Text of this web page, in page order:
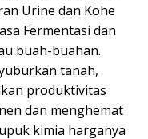
Urine dan Kohe
Fermentasi dan
buah-buahan.
tanah,
produktivitas
dan menghemat
kimia harganya